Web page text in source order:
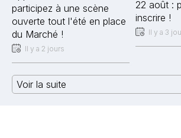
participez à une scène
ouverte tout l'été en place
du Marché !
Il y a 2 jours
22 août :
inscrire !
Il y a 3
Voir la suite